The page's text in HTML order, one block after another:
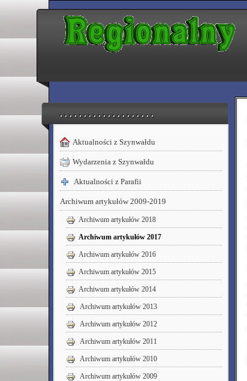
. . . . . . . . . . . . . . . . . . . .
Aktualności z Szynwałdu
Wydarzenia z Szynwałdu
Aktualności z Parafii
Archiwum artykułów 2009-2019
Archiwum artykułów 2018
Archiwum artykułów 2017
Archiwum artykułów 2016
Archiwum artykułów 2015
Archiwum artykułów 2014
Archiwum artykułów 2013
Archiwum artykułów 2012
Archiwum artykułów 2011
Archiwum artykułów 2010
Archiwum artykułów 2009